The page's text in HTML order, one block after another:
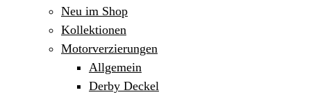
Neu im Shop
Kollektionen
Motorverzierungen
Allgemein
Derby Deckel